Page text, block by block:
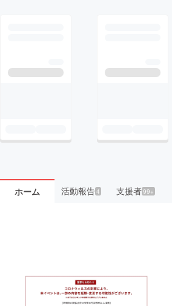
ホーム 活動報告4 支援者99+